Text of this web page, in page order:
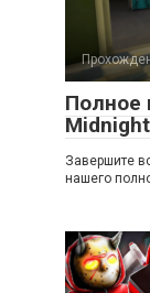
Полное
Завершите
нашего